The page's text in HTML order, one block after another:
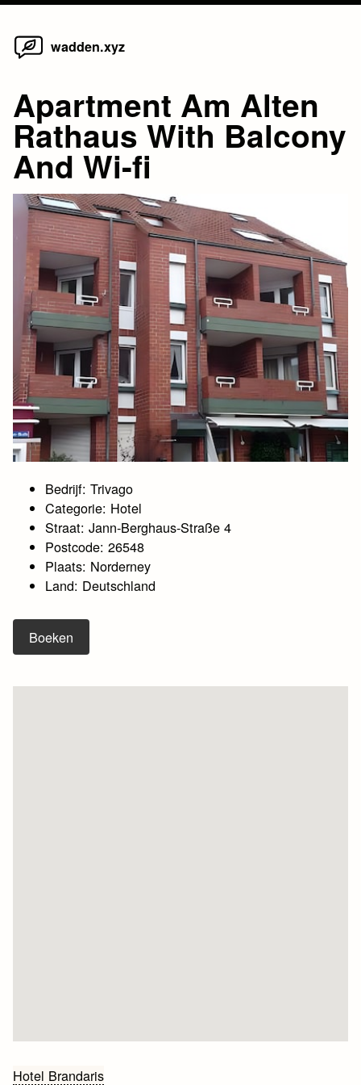
Skip
wadden.xyz
Apartment Am Alten
Rathaus With Balcony
And Wi-fi
Bedrijf: Trivago
Categorie: Hotel
Straat: Jann-Berghaus-Straße 4
Postcode: 26548
Plaats: Norderney
Land: Deutschland
Boeken
Bericht
Hotel Brandaris